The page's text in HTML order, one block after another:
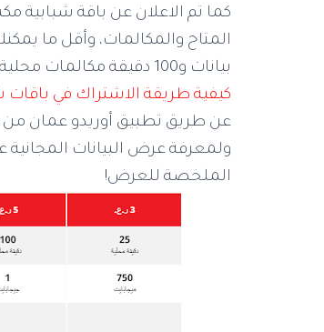
كما تم الاعلان عن باقة شبابية
بيانات و100 دقيقة مكالمات محلية، وبامكانك اختيار أحجام أخرى من خلال تطبيق اوريدو.
كيفية طريقة الاشتراك في باقات
عن طريق تطبيق أوريدو عمان من
ولمعرفة عرض البيانات المجانية
الملخصة للعرض!